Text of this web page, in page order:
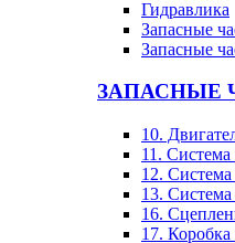
Гидравлика
Запасные
Запасные
ЗАПАСНЫЕ
10.
11.
12. Система
13.
16.
17. Коробка